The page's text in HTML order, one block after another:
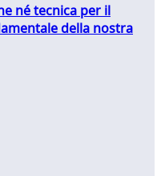
né tecnica per il
della nostra